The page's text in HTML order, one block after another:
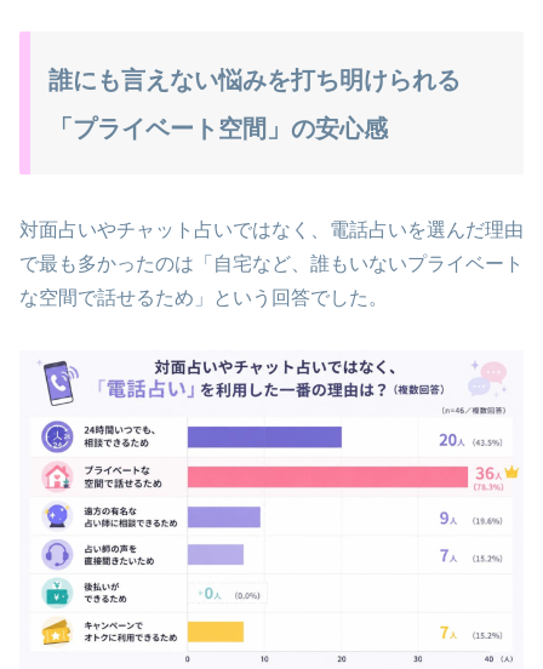
誰にも言えない悩みを打ち明けられる
「プライベート空間」の安心感
対面占いやチャット占いではなく、電話占いを選んだ理由
で最も多かったのは「自宅など、誰もいないプライベート
な空間で話せるため」という回答でした。